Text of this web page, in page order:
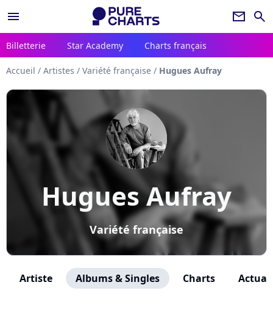
menu newsletter search
Billetterie Star Academy Charts français
Accueil / Artistes / Variété française / Hugues Aufray
Hugues Aufray
Variété française
Artiste Albums & Singles Charts